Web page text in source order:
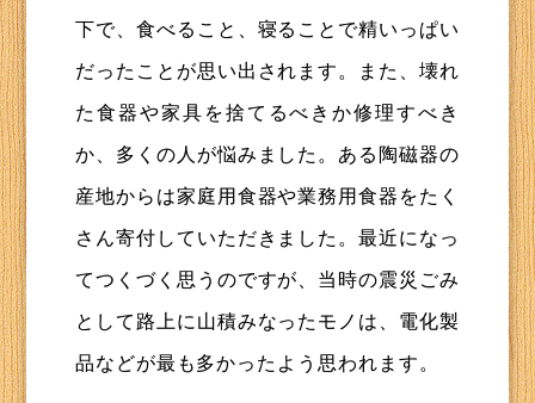
下で、食べること、寝ることで精いっぱい
だったことが思い出されます。また、壊れ
た食器や家具を捨てるべきか修理すべき
か、多くの人が悩みました。ある陶磁器の
産地からは家庭用食器や業務用食器をたく
さん寄付していただきました。最近になっ
てつくづく思うのですが、当時の震災ごみ
として路上に山積みなったモノは、電化製
品などが最も多かったよう思われます。